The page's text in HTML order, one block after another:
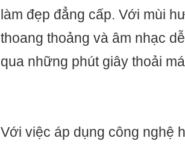
làm đẹp đẳng cấp. Với mùi
thoang thoảng và âm nhạc
qua những phút giây thoải
Với việc áp dụng công nghệ